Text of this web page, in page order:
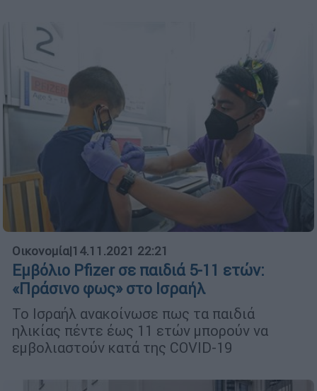
Οικονομία|14.11.2021 22:21
Εμβόλιο Pfizer σε παιδιά 5-11 ετών:
«Πράσινο φως» στο Ισραήλ
Το Ισραήλ ανακοίνωσε πως τα παιδιά
ηλικίας πέντε έως 11 ετών μπορούν να
εμβολιαστούν κατά της COVID-19